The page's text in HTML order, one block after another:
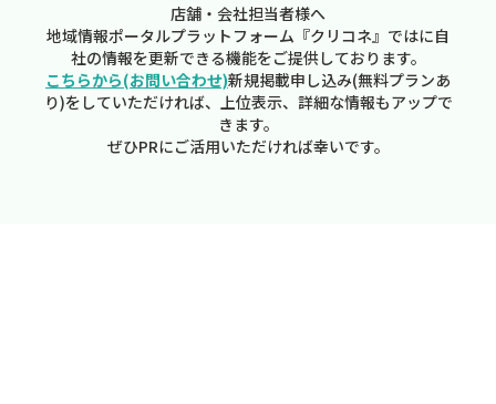
店舗・会社担当者様へ
地域情報ポータルプラットフォーム『クリコネ』ではに自
社の情報を更新できる機能をご提供しております。
こちらから(お問い合わせ)新規掲載申し込み(無料プランあ
り)をしていただければ、上位表示、詳細な情報もアップで
きます。
ぜひPRにご活用いただければ幸いです。